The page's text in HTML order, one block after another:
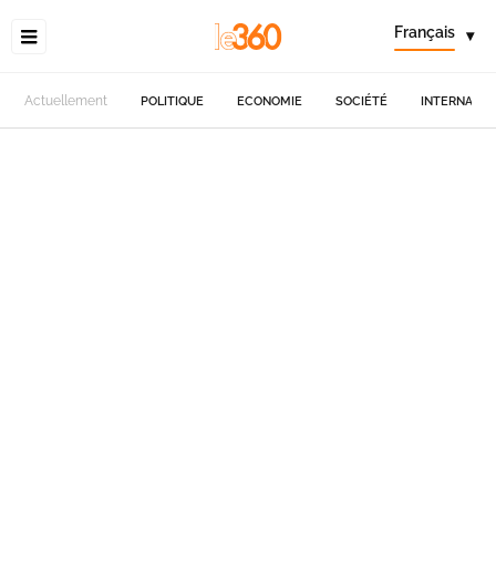
Français ▾
Actuellement POLITIQUE ECONOMIE SOCIÉTÉ